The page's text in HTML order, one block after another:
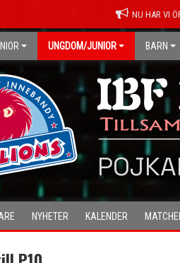
NU HAR VI
UNGDOM/JUNIOR BARN
NYHETER KALENDER